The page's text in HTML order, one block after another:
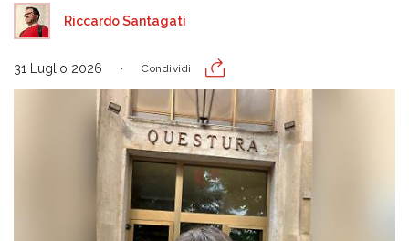
Riccardo Santagati
31 Luglio 2026 Condividi